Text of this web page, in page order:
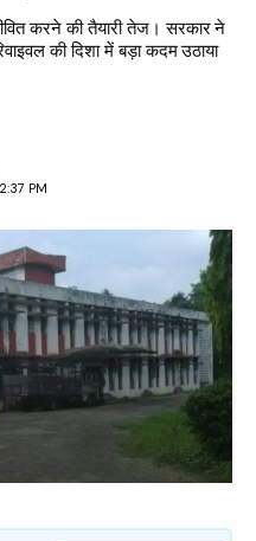
करने की तैयारी तेज। सरकार ने
की दिशा में बड़ा कदम उठाया
PM